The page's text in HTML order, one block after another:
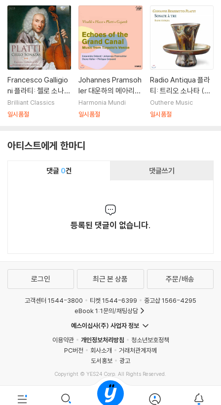
di / Geminiani: Con
certi All'arrabbiata)
Francesco Galligio
ni 플라티: 첼로 소나타
(Platti: Cello Sonat
as)
Brilliant Classics
일시품절
Johannes Pramsoh
ler 대운하의 메아리
(Echoes of the Gra
nd Canal)
Harmonia Mundi
일시품절
Radio Antiqua 플라
티: 트리오 소나타 (Pl
atti: Trio Sonatas)
Outhere Music
일시품절
아티스트에게 한마디
댓글 0건 댓글쓰기
등록된 댓글이 없습니다.
로그인 최근 본 상품 주문/배송
고객센터 1544-3800 티켓 1544-6399
중고샵 1566-4295
eBook 1:1문의/채팅상담
예스이십사(주) 사업자 정보
이용약관
개인정보처리방침
청소년보호정책
PC버전
회사소개
거래처관계자께
도서홍보
광고
Copyright © YES24 Corp. All Rights Reserved.